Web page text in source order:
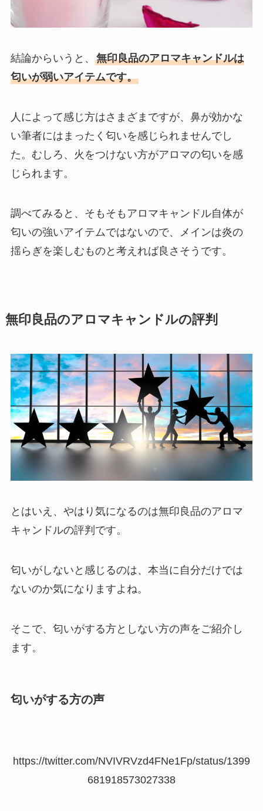
結論からいうと、 無印良品のアロマキャンドルは
匂いが弱いアイテムです。
人によって感じ方はさまざまですが、鼻が効かな
い筆者にはまったく匂いを感じられませんでし
た。むしろ、火をつけない方がアロマの匂いを感
じられます。
調べてみると、そもそもアロマキャンドル自体が
匂いの強いアイテムではないので、メインは炎の
揺らぎを楽しむものと考えれば良さそうです。
無印良品のアロマキャンドルの評判
とはいえ、やはり気になるのは無印良品のアロマ
キャンドルの評判です。
匂いがしないと感じるのは、本当に自分だけでは
ないのか気になりますよね。
そこで、匂いがする方としない方の声をご紹介し
ます。
匂いがする方の声
https://twitter.com/NVIVRVzd4FNe1Fp/status/1399
681918573027338